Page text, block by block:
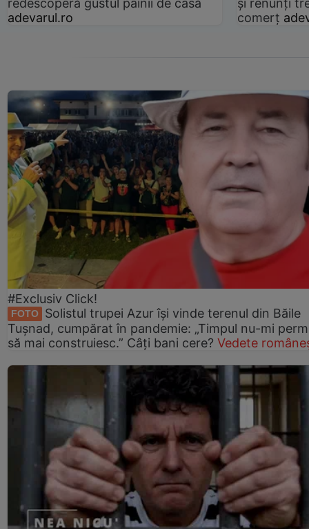
redescoperă gustul pâinii de casă
adevarul.ro
și renunți
comerț
#Exclusiv Click!
FOTO
Solistul trupei Azur își vinde terenul din Băile
Tușnad, cumpărat în pandemie: „Timpul nu-mi
să mai construiesc.” Câți bani cere? Vedete